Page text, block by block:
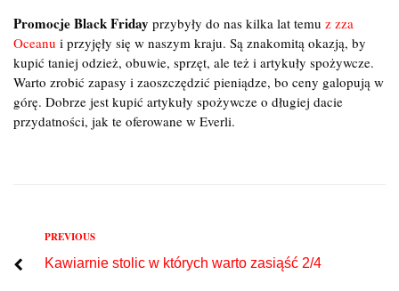
Promocje Black Friday przybyły do nas kilka lat temu z zza
Oceanu i przyjęły się w naszym kraju. Są znakomitą okazją, by
kupić taniej odzież, obuwie, sprzęt, ale też i artykuły spożywcze.
Warto zrobić zapasy i zaoszczędzić pieniądze, bo ceny galopują w
górę. Dobrze jest kupić artykuły spożywcze o długiej dacie
przydatności, jak te oferowane w Everli.
Nawigacja
wpisu
Previous
PREVIOUS
Kawiarnie stolic w których warto zasiąść 2/4